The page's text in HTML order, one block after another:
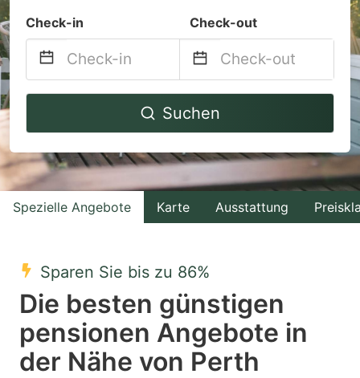
Check-in Check-out
Navigate
to
interact
with
the
select
a
date.
Press
Navigate
to
interact
with
the
a
date.
Press
Suchen
Spezielle Angebote Karte Ausstattung
Sparen Sie bis zu 86%
Die besten günstigen
pensionen Angebote in
der Nähe von Perth